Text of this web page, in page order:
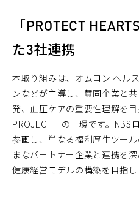
「PROTECT
た3社連携
本取り組みは、オムロン ヘル
ンなどが主導し、賛同企業と
発、血圧ケアの重要性理解を
PROJECT」の一環です。NBS
参画し、単なる福利厚生ツー
まなパートナー企業と連携を
健康経営モデルの構築を目指し